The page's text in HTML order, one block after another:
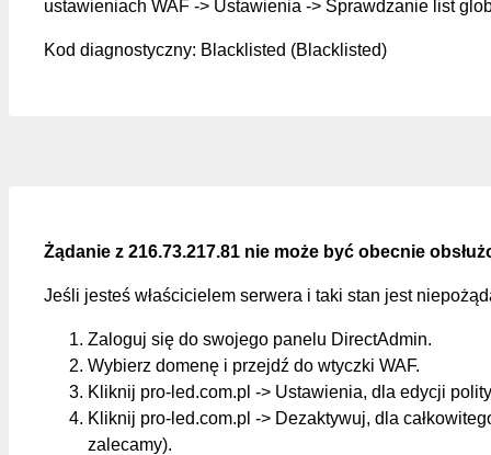
ustawieniach WAF -> Ustawienia -> Sprawdzanie list
Kod diagnostyczny: Blacklisted (Blacklisted)
Żądanie z 216.73.217.81 nie może być obecnie
Jeśli jesteś właścicielem serwera i taki stan jest
Zaloguj się do swojego panelu DirectAdmin.
Wybierz domenę i przejdź do wtyczki WAF.
Kliknij pro-led.com.pl -> Ustawienia, dla edycji
Kliknij pro-led.com.pl -> Dezaktywuj, dla
zalecamy).